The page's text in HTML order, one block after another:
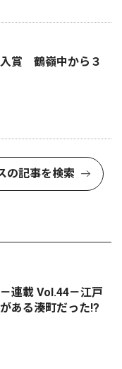
賞 鶴嶺中から３
の記事を検索
連載 Vol.44－江戸
ある湊町だった!?